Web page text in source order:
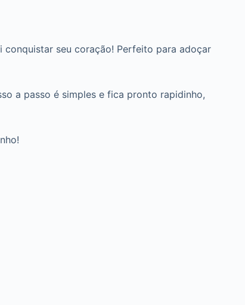
conquistar seu coração! Perfeito para adoçar
a passo é simples e fica pronto rapidinho,